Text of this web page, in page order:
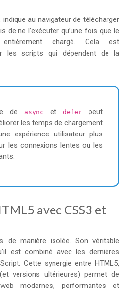
indique au navigateur de télécharger
de ne l’exécuter qu’une fois que le
chargé. Cela est
les scripts qui dépendent de la
de async et deferpeut
les temps de chargement
expérience utilisateur plus
les connexions lentes ou les
avec CSS3 et
de manière isolée. Son véritable
est combiné avec les dernières
Cette synergie entre HTML5,
versions ultérieures) permet de
modernes, performantes et